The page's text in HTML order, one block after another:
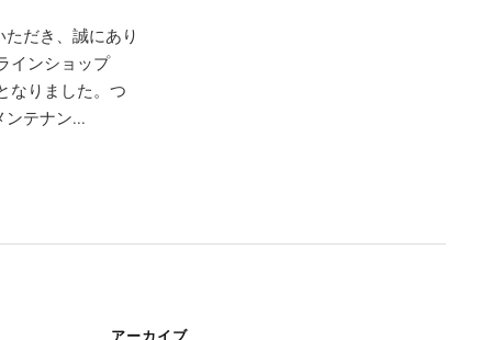
だき、誠にあり
インショップ
なりました。つ
テナン...
アーカイブ